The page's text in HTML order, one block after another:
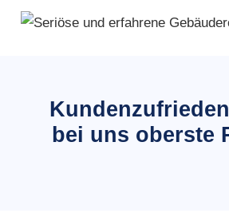
bei uns oberste